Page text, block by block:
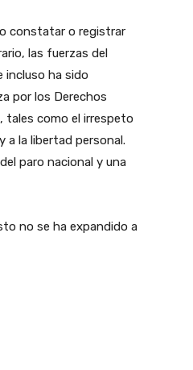
constatar o registrar
las fuerzas del
incluso ha sido
por los Derechos
tales como el irrespeto
a la libertad personal.
paro nacional y una
no se ha expandido a